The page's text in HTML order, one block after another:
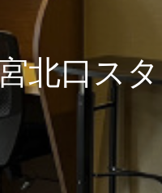
ジオで、